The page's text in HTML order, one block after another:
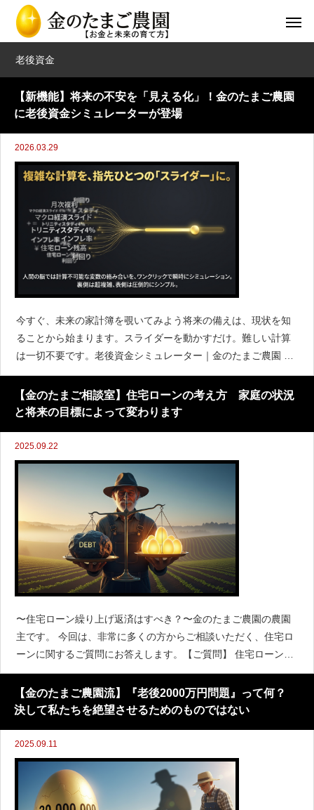
老後資金
【新機能】将来の不安を「見える化」！金のたまご農園
に老後資金シミュレーターが登場
2026.03.29
今すぐ、未来の家計簿を覗いてみよう将来の備えは、現状を知
ることから始まります。スライダーを動かすだけ。難しい計算
は一切不要です。老後資金シミュレーター｜金のたまご農園 &#
x2b50; Ver.2.1 — 年金繰上げ・繰下げ対応 老後資金シミュレー
タ
【金のたまご相談室】住宅ローンの考え方 家庭の状況
と将来の目標によって変わります
2025.09.22
〜住宅ローン繰り上げ返済はすべき？〜金のたまご農園の農園
主です。 今回は、非常に多くの方からご相談いただく、住宅ロ
ーンに関するご質問にお答えします。【ご質問】 住宅ローンの
残債が1,500万円あります。繰り上げ返済したほうが良いでしょ
うか？私の年齢は48歳、妻46歳、子供12歳の
【金のたまご農園流】『老後2000万円問題』って何？
決して私たちを絶望させるためのものではない
2025.09.11